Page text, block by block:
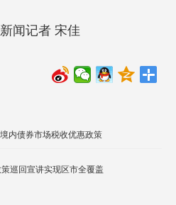
闻记者 宋佳
内债券市场税收优惠政策
巡回宣讲实现区市全覆盖